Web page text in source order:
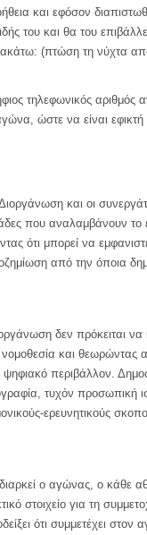
και εφόσον
του και θα του
(πτώση τη νύχτα
τηλεφωνικός
ώστε να είναι
και οι
που αναλαμβάνουν το
ότι μπορεί να
από την όποια
δεν πρόκειται
και θεωρώντας
περιβάλλον.
τυχόν προσωπική
ερευνητικούς
ο αγώνας, ο κάθε
στοιχείο για τη
ότι συμμετέχει